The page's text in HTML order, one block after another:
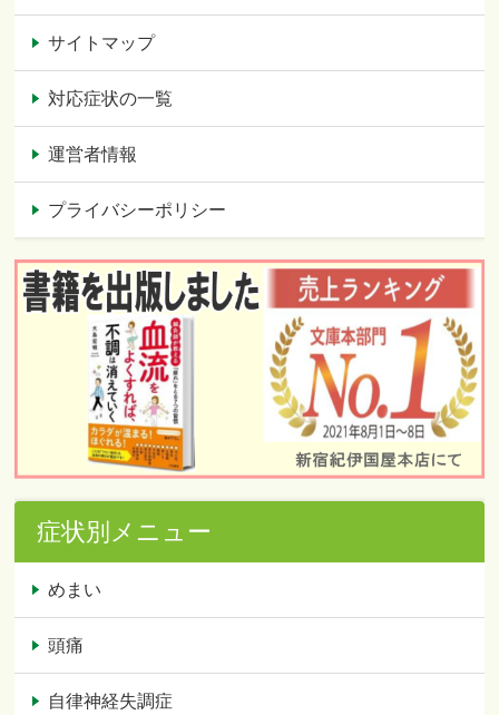
サイトマップ
対応症状の一覧
運営者情報
プライバシーポリシー
症状別メニュー
めまい
頭痛
自律神経失調症